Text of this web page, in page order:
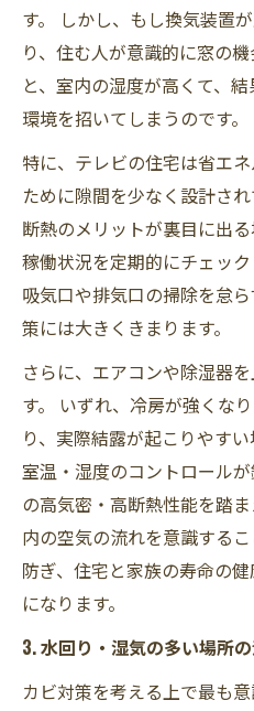
す。 しかし、もし換気装置
り、住む人が意識的に窓の
と、室内の湿度が高くて、
環境を招いてしまうのです。
特に、テレビの住宅は省エ
ために隙間を少なく設計さ
断熱のメリットが裏目に出
稼働状況を定期的にチェッ
吸気口や排気口の掃除を怠
策には大きくきまります。
さらに、エアコンや除湿器
す。 いずれ、冷房が強くな
り、実際結露が起こりやす
室温・湿度のコントロール
の高気密・高断熱性能を踏
内の空気の流れを意識する
防ぎ、住宅と家族の寿命の
になります。
3. 水回り・湿気の多い場所
カビ対策を考える上で最も